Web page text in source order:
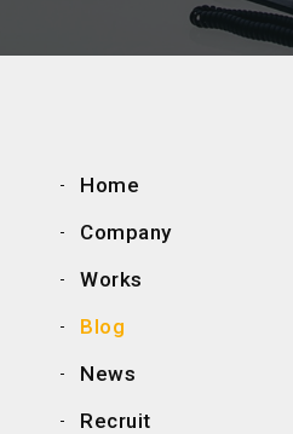
Home
Company
Works
Blog
News
Recruit